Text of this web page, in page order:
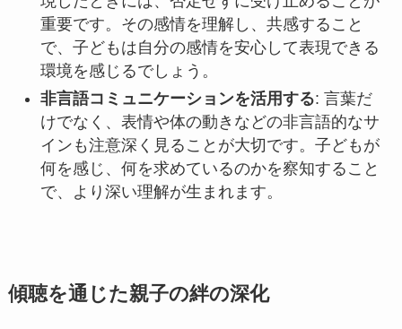
重要です。その感情を理解し、共感すること
で、子どもは自分の感情を安心して表現できる
環境を感じるでしょう。
非言語コミュニケーションを活用する: 言葉だ
けでなく、表情や体の動きなどの非言語的なサ
インも注意深く見ることが大切です。子どもが
何を感じ、何を求めているのかを察知すること
で、より深い理解が生まれます。
傾聴を通じた親子の絆の深化